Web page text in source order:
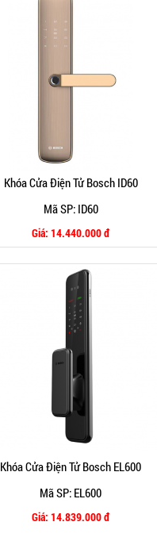
Khóa Cửa Điện Tử Bosch ID60
Mã SP: ID60
Giá: 14.440.000 đ
Khóa Cửa Điện Tử Bosch EL600
Mã SP: EL600
Giá: 14.839.000 đ